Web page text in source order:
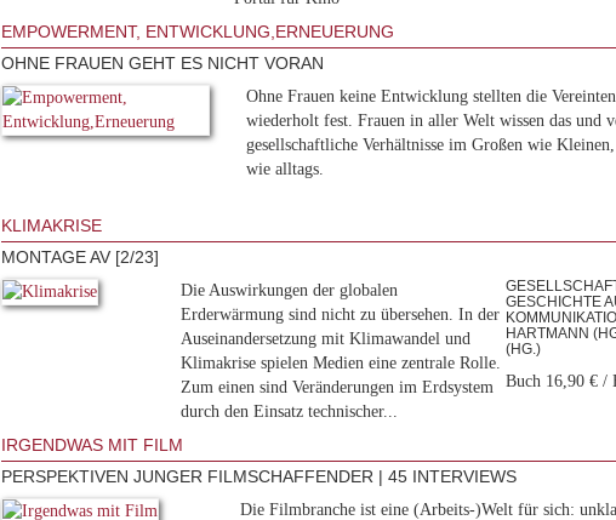
EMPOWERMENT, ENTWICKLUNG,ERNEUERUNG
OHNE FRAUEN GEHT ES NICHT VORAN
Ohne Frauen keine Entwicklung stellten die
wiederholt fest. Frauen in aller Welt wissen das und
gesellschaftliche Verhältnisse im Großen wie Kleinen,
wie alltags.
KLIMAKRISE
MONTAGE AV [2/23]
Die Auswirkungen der globalen
Erderwärmung sind nicht zu übersehen. In der
Auseinandersetzung mit Klimawandel und
Klimakrise spielen Medien eine zentrale Rolle.
Zum einen sind Veränderungen im Erdsystem
durch den Einsatz technischer...
GESCHICHTE
HARTMANN
(HG.)
Buch 16,90 € /
IRGENDWAS MIT FILM
PERSPEKTIVEN JUNGER FILMSCHAFFENDER | 45 INTERVIEWS
Die Filmbranche ist eine (Arbeits-)Welt für sich: